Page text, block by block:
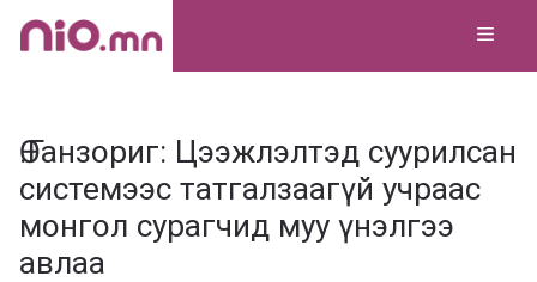
Skip
Ө.Ганзориг: Цээжлэлтэд суурилсан
системээс татгалзаагүй учраас
монгол сурагчид муу үнэлгээ
авлаа